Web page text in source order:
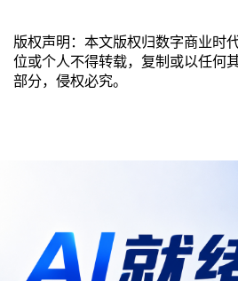
版权声明：本文版权归数字商业时
位或个人不得转载，复制或以任何
部分，侵权必究。